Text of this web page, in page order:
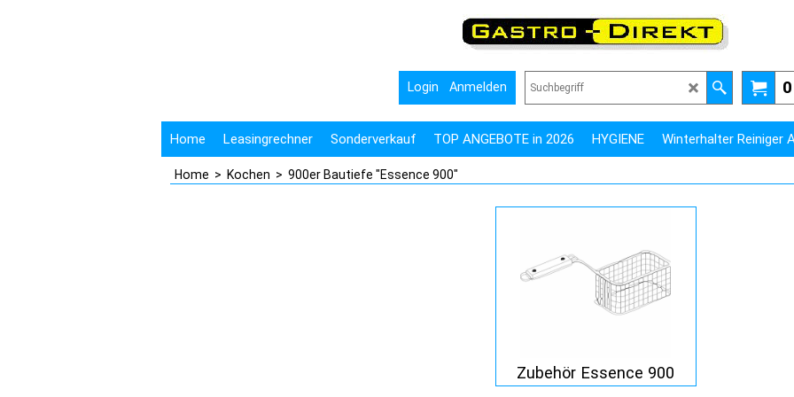
0
Login Anmelden
Home Leasingrechner Sonderverkauf TOP ANGEBOTE in 2026 HYGIENE Winterhalter Reiniger
Home > Kochen > 900er Bautiefe "Essence 900"
Zubehör Essence 900